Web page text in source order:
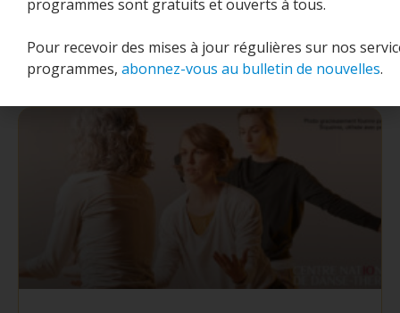
Centre (CHIGAMIK) est heureux d’annoncer le
EN SAVOIR DAVANTAGE »
programmes sont gratuits et ouverts à tous.
Pour recevoir des mises à jour régulières sur nos
programmes, abonnez-vous au bulletin de nouvelles.